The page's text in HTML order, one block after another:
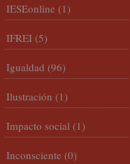
IESEonline (1)
IFREI (5)
Igualdad (96)
Ilustración (1)
Impacto social (1)
Inconsciente (0)